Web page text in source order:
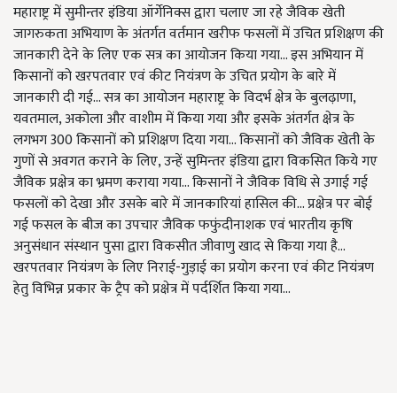
महाराष्ट्र में सुमीन्तर इंडिया ऑर्गेनिक्स द्वारा चलाए जा रहे जैविक खेती
जागरुकता अभियाण के अंतर्गत वर्तमान खरीफ फसलों में उचित प्रशिक्षण की
जानकारी देने के लिए एक सत्र का आयोजन किया गया... इस अभियान में
किसानों को खरपतवार एवं कीट नियंत्रण के उचित प्रयोग के बारे में
जानकारी दी गई... सत्र का आयोजन महाराष्ट्र के विदर्भ क्षेत्र के बुलढ़ाणा,
यवतमाल, अकोला और वाशीम में किया गया और इसके अंतर्गत क्षेत्र के
लगभग 300 किसानों को प्रशिक्षण दिया गया... किसानों को जैविक खेती के
गुणों से अवगत कराने के लिए, उन्हें सुमिन्तर इंडिया द्वारा विकसित किये गए
जैविक प्रक्षेत्र का भ्रमण कराया गया... किसानों ने जैविक विधि से उगाई गई
फसलों को देखा और उसके बारे में जानकारियां हासिल की... प्रक्षेत्र पर बोई
गई फसल के बीज का उपचार जैविक फफुंदीनाशक एवं भारतीय कृषि
अनुसंधान संस्थान पुसा द्वारा विकसीत जीवाणु खाद से किया गया है...
खरपतवार नियंत्रण के लिए निराई-गुड़ाई का प्रयोग करना एवं कीट नियंत्रण
हेतु विभिन्न प्रकार के ट्रैप को प्रक्षेत्र में पर्दर्शित किया गया...